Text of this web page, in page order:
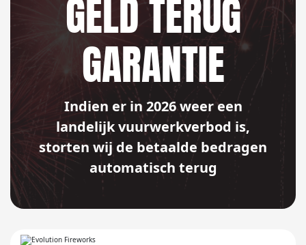
GELD TERUG
GARANTIE
Indien er in 2026 weer een
landelijk vuurwerkverbod is,
storten wij de betaalde bedragen
automatisch terug